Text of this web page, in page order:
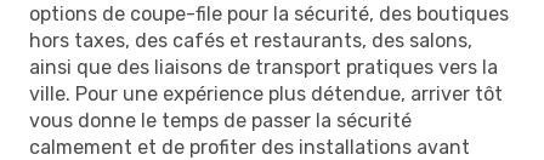
options de coupe-file pour la sécurité, des boutiques
hors taxes, des cafés et restaurants, des salons,
ainsi que des liaisons de transport pratiques vers la
ville. Pour une expérience plus détendue, arriver tôt
vous donne le temps de passer la sécurité
calmement et de profiter des installations avant